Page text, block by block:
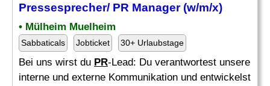
Pressesprecher/ PR Manager(w/m/x)
• Mülheim Muelheim
Sabbaticals Jobticket 30+ Urlaubstage
Bei uns wirst du PR-Lead: Du verantwortest unsere
interne und externe Kommunikation und entwickelst